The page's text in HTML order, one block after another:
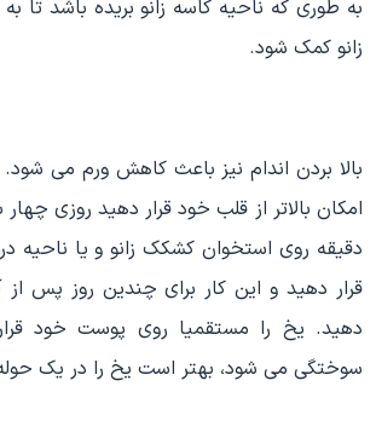
به طوری که ناحیه کاسه زانو بریده باشد
زانو کمک شود.
بالا بردن اندام نیز باعث کاهش ورم می
دقیقه روی استخوان کشکک زانو و یا ناحیه
قرار دهید و این کار برای چندین روز پس
دهید. یخ را مستقمیا روی پوست خود
سوختگی می شود، بهتر است یخ را در یک